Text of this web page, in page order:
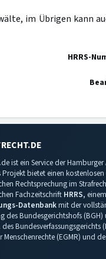
im Übrigen kann
HRRS-
ist ein Service der
Projekt bietet einen
Rechtsprechung im
Fachzeitschrift HRRS,
Datenbankmit der
des Bundesgerichtshofs
des Bundesverfassungsgerichts
Menschenrechte (EGMR) und